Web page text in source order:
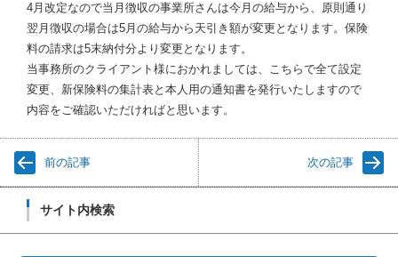
4月改定なので当月徴収の事業所さんは今月の給与から、原則通り
翌月徴収の場合は5月の給与から天引き額が変更となります。保険
料の請求は5末納付分より変更となります。
当事務所のクライアント様におかれましては、こちらで全て設定
変更、新保険料の集計表と本人用の通知書を発行いたしますので
内容をご確認いただければと思います。
前の記事 次の記事
サイト内検索